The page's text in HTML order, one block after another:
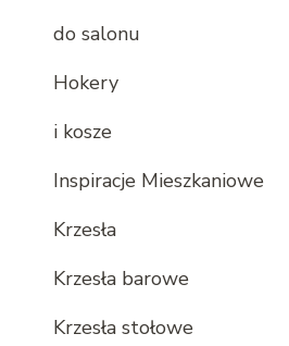
do salonu
Hokery
i kosze
Inspiracje Mieszkaniowe
Krzesła
Krzesła barowe
Krzesła stołowe